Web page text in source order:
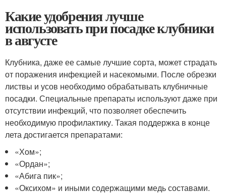
Какие удобрения лучше
использовать при посадке клубники
в августе
Клубника, даже ее самые лучшие сорта, может страдать
от поражения инфекцией и насекомыми. После обрезки
листвы и усов необходимо обрабатывать клубничные
посадки. Специальные препараты используют даже при
отсутствии инфекций, что позволяет обеспечить
необходимую профилактику. Такая поддержка в конце
лета достигается препаратами:
«Хом»;
«Ордан»;
«Абига пик»;
«Оксихом» и иными содержащими медь составами.